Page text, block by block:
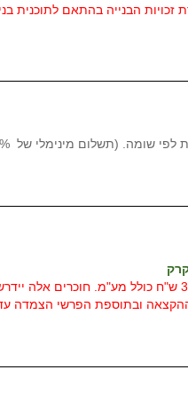
הבנייה בהתאם לתוכנית
האמור לא יחול על חוכרים ביישובי עולים אשר גובה ההטבה בהתאם להחלטה זו